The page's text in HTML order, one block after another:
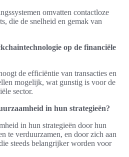
omvatten contactloze
die de snelheid en gemak van
op de financiële
de efficiëntie van transacties en
mogelijk, wat gunstig is voor de
sector.
in hun strategieën?
in hun strategieën door hun
te verduurzamen, en door zich aan
steeds belangrijker worden voor